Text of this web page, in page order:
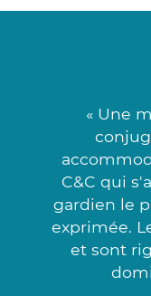
« Une
C&C qui
gardien le
exprimée.
et sont